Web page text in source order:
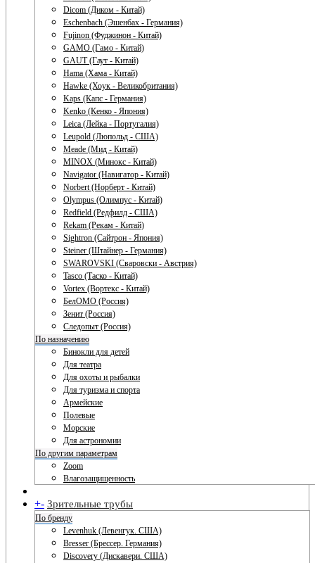
Dicom (Диком - Китай)
Eschenbach (Эшенбах - Германия)
Fujinon (Фуджинон - Китай)
GAMO (Гамо - Китай)
GAUT (Гаут - Китай)
Hama (Хама - Китай)
Hawke (Хоук - Великобритания)
Kaps (Капс - Германия)
Kenko (Кенко - Япония)
Leica (Лейка - Португалия)
Leupold (Люпольд - США)
Meade (Мид - Китай)
MINOX (Минокс - Китай)
Navigator (Навигатор - Китай)
Norbert (Норберт - Китай)
Olympus (Олимпус - Китай)
Redfield (Редфилд - США)
Rekam (Рекам - Китай)
Sightron (Сайтрон - Япония)
Steiner (Штайнер - Германия)
SWAROVSKI (Сваровски - Австрия)
Tasco (Таско - Китай)
Vortex (Вортекс - Китай)
БелОМО (Россия)
Зенит (Россия)
Следопыт (Россия)
По назначению
Бинокли для детей
Для театра
Для охоты и рыбалки
Для туризма и спорта
Армейские
Полевые
Морские
Для астрономии
По другим параметрам
Zoom
Влагозащищенность
+- Зрительные трубы
По бренду
Levenhuk (Левенгук. США)
Bresser (Брессер. Германия)
Discovery (Дискавери. США)